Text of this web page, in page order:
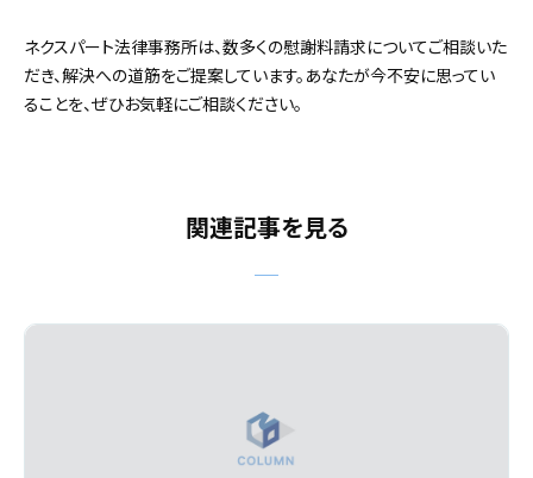
ネクスパート法律事務所は、数多くの慰謝料請求についてご相談いた
だき、解決への道筋をご提案しています。あなたが今不安に思ってい
ることを、ぜひお気軽にご相談ください。
関連記事を見る